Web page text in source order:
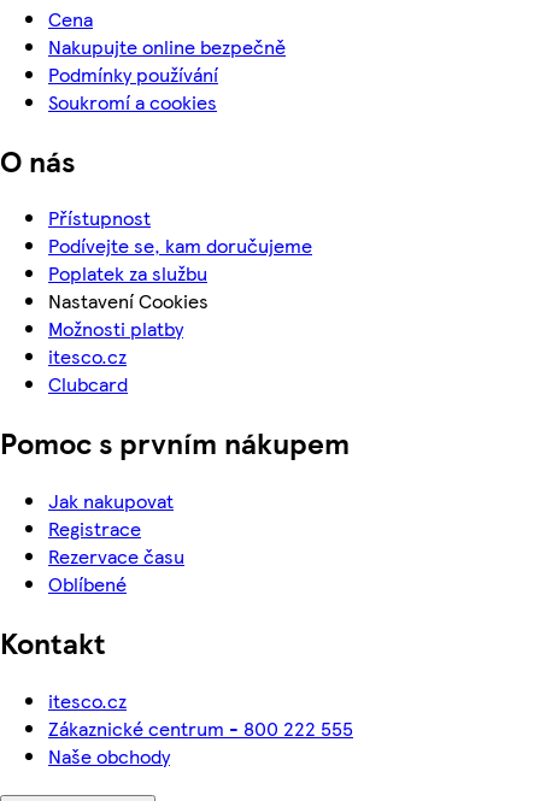
Cena
Nakupujte online bezpečně
Podmínky používání
Soukromí a cookies
O nás
Přístupnost
Podívejte se, kam doručujeme
Poplatek za službu
Nastavení Cookies
Možnosti platby
itesco.cz
Clubcard
Pomoc s prvním nákupem
Jak nakupovat
Registrace
Rezervace času
Oblíbené
Kontakt
itesco.cz
Zákaznické centrum - 800 222 555
Naše obchody